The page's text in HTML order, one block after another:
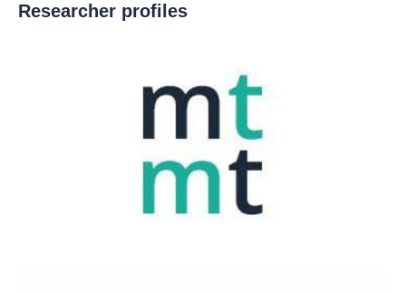
Researcher profiles